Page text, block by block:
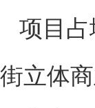
项目占
街立体